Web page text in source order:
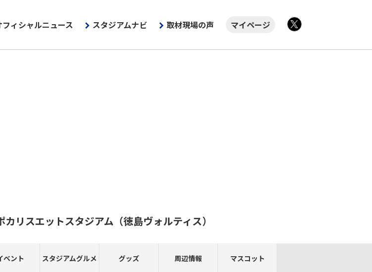
フィシャルニュース スタジアムナビ 取材現場の声
マイページ
リスエットスタジアム （徳島ヴォルティス）
ベント スタジアムグルメ グッズ 周辺情報 マスコット